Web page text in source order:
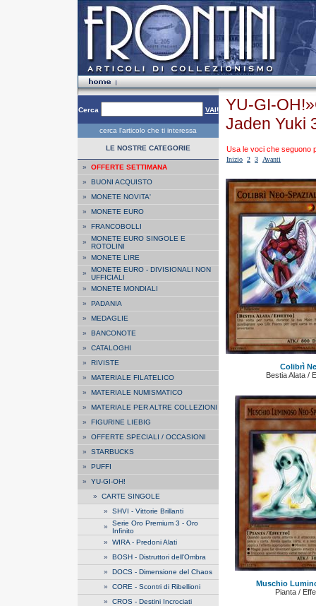
Cerca VAI!
cerca l'articolo che ti interessa
LE NOSTRE CATEGORIE
» OFFERTE SETTIMANA
» BUONI ACQUISTO
» MONETE NOVITA'
» MONETE EURO
» FRANCOBOLLI
» MONETE EURO SINGOLE E
ROTOLINI
» MONETE LIRE
» MONETE EURO - DIVISIONALI NON
UFFICIALI
» MONETE MONDIALI
» PADANIA
» MEDAGLIE
» BANCONOTE
» CATALOGHI
» RIVISTE
» MATERIALE FILATELICO
» MATERIALE NUMISMATICO
» MATERIALE PER ALTRE COLLEZIONI
» FIGURINE LIEBIG
» OFFERTE SPECIALI / OCCASIONI
» STARBUCKS
» PUFFI
» YU-GI-OH!
» CARTE SINGOLE
» SHVI - Vittorie Brillanti
» Serie Oro Premium 3 - Oro
Infinito
» WIRA - Predoni Alati
» BOSH - Distruttori dell'Ombra
» DOCS - Dimensione del Chaos
» CORE - Scontri di Ribellioni
» CROS - Destini Incrociati
YU-GI-
Jaden Yuki
Usa le voci che seguono
Inizio 2 3 Avanti
Colibrì
Bestia Alata /
Muschio
Pianta /